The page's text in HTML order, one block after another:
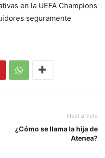
en la UEFA Champions
seguramente
Next article
¿Cómo se llama la hija de
Atenea?